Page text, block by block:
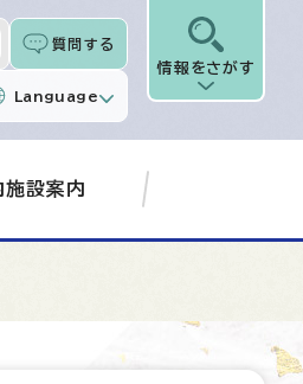
質問する
Language
情報をさがす
施設案内